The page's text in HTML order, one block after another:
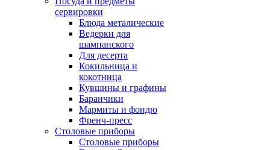
сервировки
Блюда металические
Ведерки для
шампанского
Для десерта
Кокильница и
кокотница
Кувшины и графины
Баранчики
Мармиты и фондю
Френч-пресс
Столовые приборы
Столовые приборы